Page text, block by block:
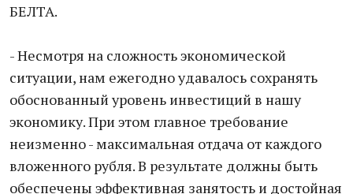
БЕЛТА.
- Несмотря на сложность экономической
ситуации, нам ежегодно удавалось сохранять
обоснованный уровень инвестиций в нашу
экономику. При этом главное требование
неизменно - максимальная отдача от каждого
вложенного рубля. В результате должны быть
обеспечены эффективная занятость и достойная